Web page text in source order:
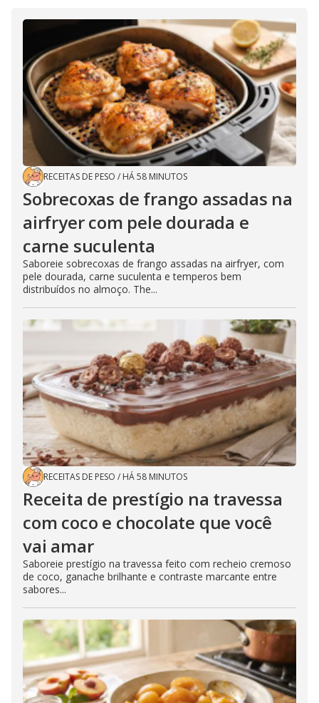
RECEITAS DE PESO / HÁ 58 MINUTOS
Sobrecoxas de frango assadas na
airfryer com pele dourada e
carne suculenta
Saboreie sobrecoxas de frango assadas na airfryer, com
pele dourada, carne suculenta e temperos bem
distribuídos no almoço. The...
RECEITAS DE PESO / HÁ 58 MINUTOS
Receita de prestígio na travessa
com coco e chocolate que você
vai amar
Saboreie prestígio na travessa feito com recheio cremoso
de coco, ganache brilhante e contraste marcante entre
sabores...